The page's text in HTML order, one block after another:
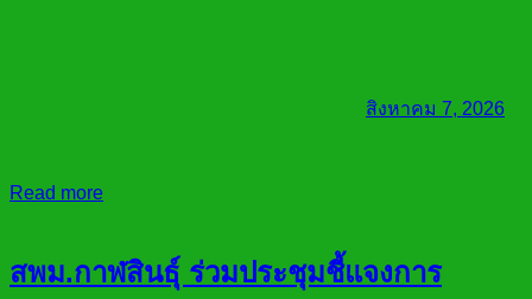
สิงหาคม 7, 2026
Read more
สพม.กาฬสินธุ์ ร่วมประชุมชี้แจงการ